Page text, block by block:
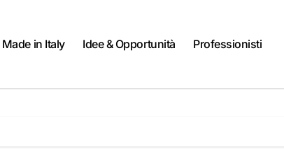
Made in Italy Idee & Opportunità Professionisti